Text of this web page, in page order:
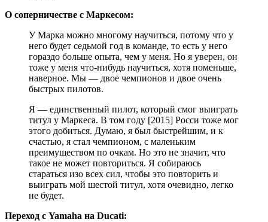
О соперничестве с Маркесом:
У Марка можно многому научиться, потому что у
него будет седьмой год в команде, то есть у него
гораздо больше опыта, чем у меня. Но я уверен, он
тоже у меня что-нибудь научиться, хотя поменьше,
наверное. Мы — двое чемпионов и двое очень
быстрых пилотов.
Я — единственный пилот, который смог выиграть
титул у Маркеса. В том году [2015] Росси тоже мог
этого добиться. Думаю, я был быстрейшим, и к
счастью, я стал чемпионом, с маленьким
преимуществом по очкам. Но это не значит, что
такое не может повториться. Я собираюсь
стараться изо всех сил, чтобы это повторить и
выиграть мой шестой титул, хотя очевидно, легко
не будет.
Переход с Yamaha на Ducati: